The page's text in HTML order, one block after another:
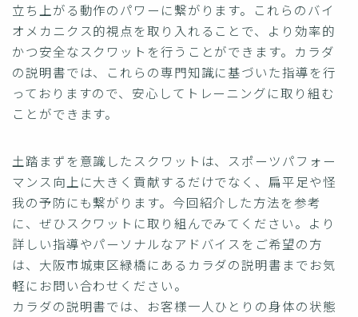
立ち上がる動作のパワーに繋がります。これらのバイ
オメカニクス的視点を取り入れることで、より効率的
かつ安全なスクワットを行うことができます。カラダ
の説明書では、これらの専門知識に基づいた指導を行
っておりますので、安心してトレーニングに取り組む
ことができます。
土踏まずを意識したスクワットは、スポーツパフォー
マンス向上に大きく貢献するだけでなく、扁平足や怪
我の予防にも繋がります。今回紹介した方法を参考
に、ぜひスクワットに取り組んでみてください。より
詳しい指導やパーソナルなアドバイスをご希望の方
は、大阪市城東区緑橋にあるカラダの説明書までお気
軽にお問い合わせください。
カラダの説明書では、お客様一人ひとりの身体の状態